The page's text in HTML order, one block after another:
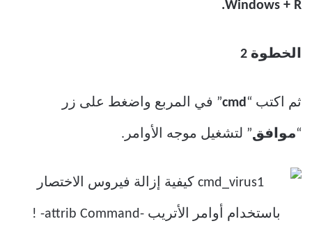
Windows + R.
الخطوة 2
ثم اكتب “cmd” في المربع واضغط على زر
“موافق” لتشغيل موجه الأوامر.